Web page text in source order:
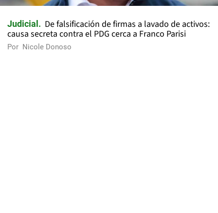
Judicial
De falsificación de firmas a lavado de activos:
causa secreta contra el PDG cerca a Franco Parisi
Por Nicole Donoso